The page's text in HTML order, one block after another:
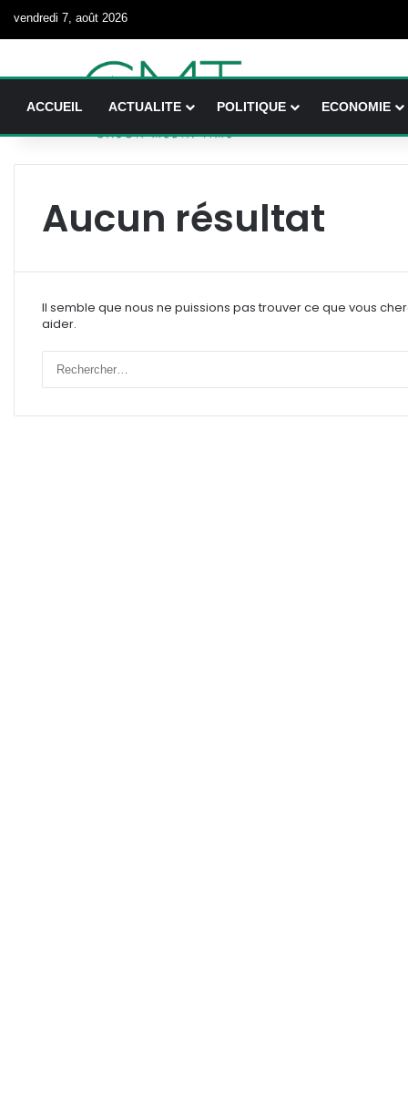
vendredi 7, août 2026
ACCUEIL ACTUALITE POLITIQUE ECONOMIE
Aucun résultat
Il semble que nous ne puissions pas trouver ce que vous
aider.